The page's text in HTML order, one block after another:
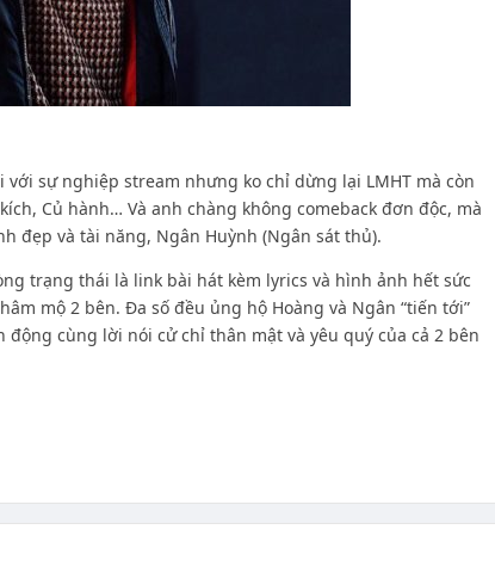
sự nghiệp stream nhưng ko chỉ dừng lại LMHT mà còn
Củ hành… Và anh chàng không comeback đơn độc, mà
đẹp và tài năng, Ngân Huỳnh (Ngân sát thủ).
trạng thái là link bài hát kèm lyrics và hình ảnh hết sức
mộ 2 bên. Đa số đều ủng hộ Hoàng và Ngân “tiến tới”
cùng lời nói cử chỉ thân mật và yêu quý của cả 2 bên